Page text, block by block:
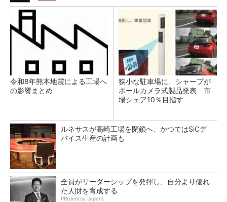
令和8年熊本地震による工場へ
の影響まとめ
狭小な駐車場に、シャープが
ポールカメラ式製品発表 市
場シェア10％目指す
ルネサスが高崎工場を閉鎖へ、かつてはSiCデ
バイス生産の計画も
全員がリーダーシップを発揮し、自分より優れ
た人財を育成する
PR(dentsu Japan)